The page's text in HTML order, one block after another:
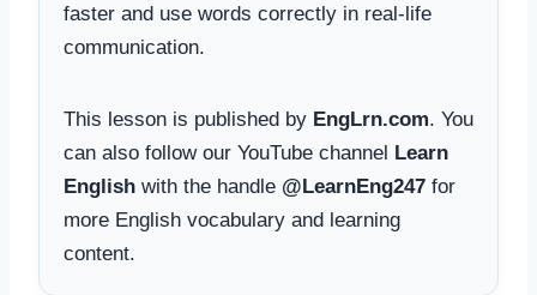
faster and use words correctly in real-life
communication.
This lesson is published by EngLrn.com. You
can also follow our YouTube channel Learn
English with the handle @LearnEng247 for
more English vocabulary and learning
content.